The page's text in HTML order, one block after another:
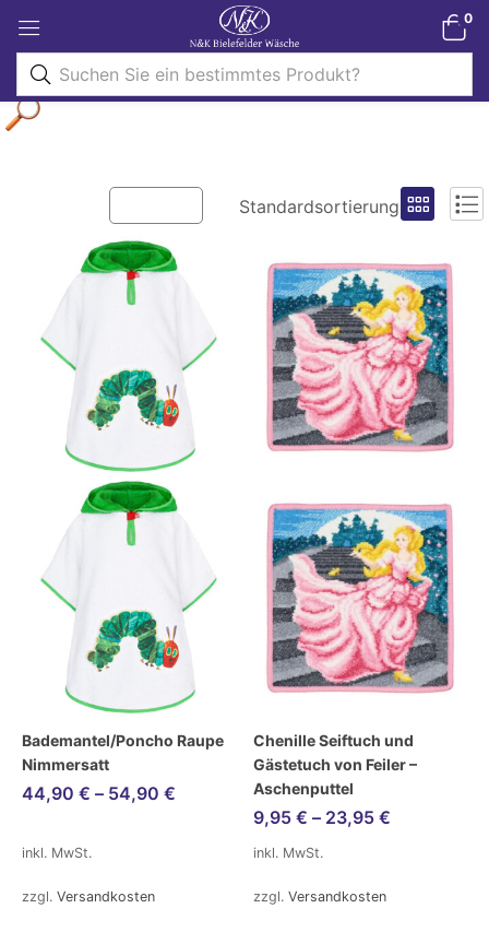
0
Standardsortierung
Bademantel/Poncho Raupe
Nimmersatt
44,90 € – 54,90 €
inkl. MwSt.
zzgl. Versandkosten
Chenille Seiftuch und
Gästetuch von Feiler –
Aschenputtel
9,95 € – 23,95 €
inkl. MwSt.
zzgl. Versandkosten